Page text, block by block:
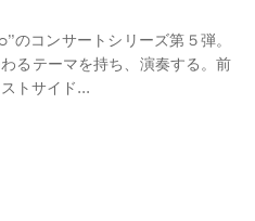
コンサートシリーズ第５弾。
るテーマを持ち、演奏する。前
トサイド...